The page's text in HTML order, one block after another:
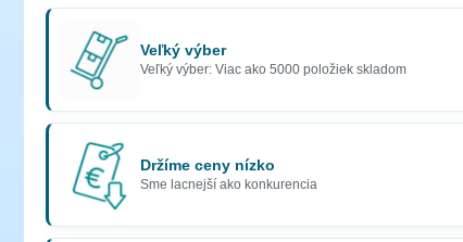
Veľký výber
Veľký výber: Viac ako 5000 položiek skladom
Držíme ceny nízko
Sme lacnejší ako konkurencia